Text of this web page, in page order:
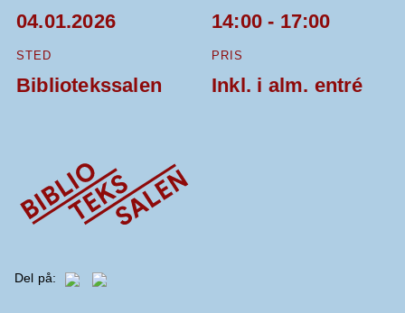
04.01.2026 14:00 - 17:00
STED
Bibliotekssalen
PRIS
Inkl. i alm. entré
Del på: